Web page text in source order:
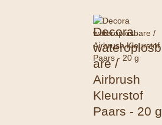
Decora
wateroplosb
are /
Airbrush
Kleurstof
Paars - 20 g